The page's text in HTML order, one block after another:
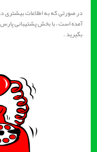
در صورتی که به اطلاعات بیشتری در
آمده است ، با بخش پشتیبانی پارس
بگیرید .